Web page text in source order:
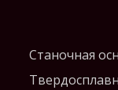
Станочная